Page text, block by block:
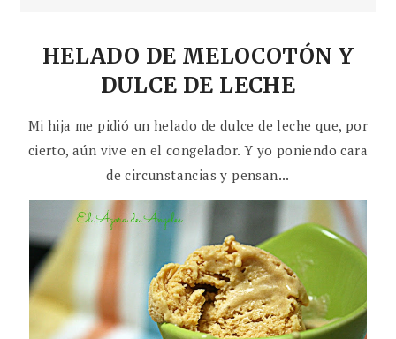
HELADO DE MELOCOTÓN Y
DULCE DE LECHE
Mi hija me pidió un helado de dulce de leche que, por
cierto, aún vive en el congelador. Y yo poniendo cara
de circunstancias y pensan...